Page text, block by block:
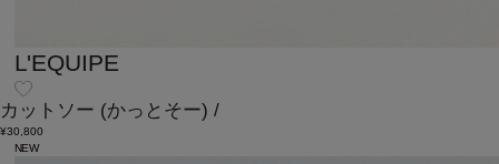
L'EQUIPE
カットソー (かっとそー) /
¥30,800
NEW